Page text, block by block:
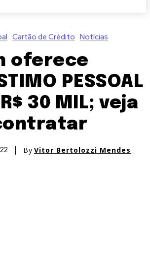
Cartão de Crédito Notícias
oferece
PESSOAL
30 MIL; veja
By Vitor Bertolozzi Mendes